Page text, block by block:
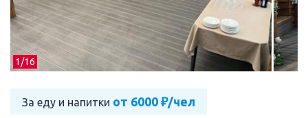
1/16
За еду и напитки от 6000 ₽/чел